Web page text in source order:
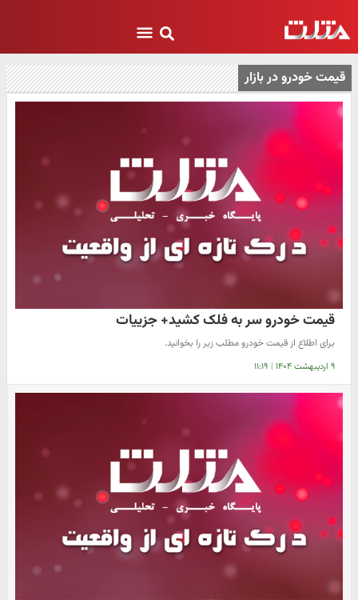
قیمت خودرو در بازار
قیمت‌ خودرو سر به فلک کشید+ جزییات
برای اطلاع از قیمت خودرو مطلب زیر را بخوانید.
۹ اردیبهشت ۱۴۰۴ | ۱۱:۱۹